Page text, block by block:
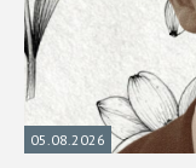
05.08.2026